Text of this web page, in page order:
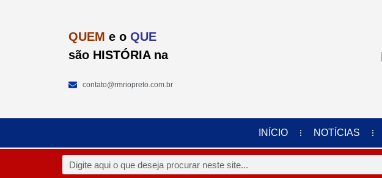
QUEM e o QUE
são HISTÓRIA na
contato@rmriopreto.com.br
INÍCIO NOTÍCIAS